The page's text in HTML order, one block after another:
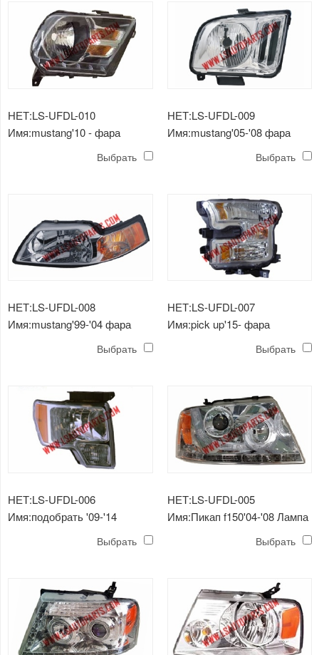
НЕТ:LS-UFDL-010
Имя:mustang'10 - фара
хромированная / отражатель
янтаря h13 / 3157a
Выбрать
НЕТ:LS-UFDL-009
Имя:mustang'05-'08 фара
Выбрать
НЕТ:LS-UFDL-008
Имя:mustang'99-'04 фара
отражатель hb5 / 3157a
Выбрать
НЕТ:LS-UFDL-007
Имя:pick up'15- фара
хромированная / отражатель
янтаря h11 / hb3 / 7444 / w5w
Выбрать
НЕТ:LS-UFDL-006
Имя:подобрать '09-'14
фонарь / отражатель янтаря
Выбрать
НЕТ:LS-UFDL-005
Имя:Пикап f150'04-'08 Лампа
Выбрать